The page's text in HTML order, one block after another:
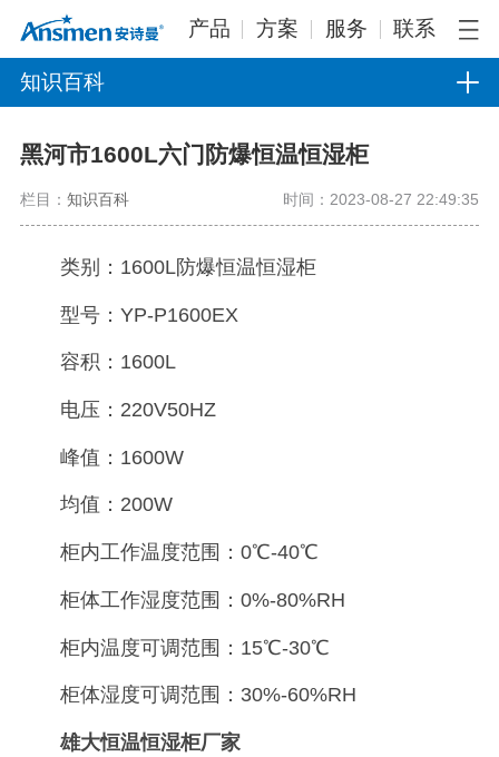
产品 方案 服务 联系
知识百科
黑河市1600L六门防爆恒温恒湿柜
栏目： 知识百科 时间：2023-08-27 22:49:35
类别：1600L防爆恒温恒湿柜
型号：YP-P1600EX
容积：1600L
电压：220V50HZ
峰值：1600W
均值：200W
柜内工作温度范围：0℃-40℃
柜体工作湿度范围：0%-80%RH
柜内温度可调范围：15℃-30℃
柜体湿度可调范围：30%-60%RH
雄大恒温恒湿柜厂家